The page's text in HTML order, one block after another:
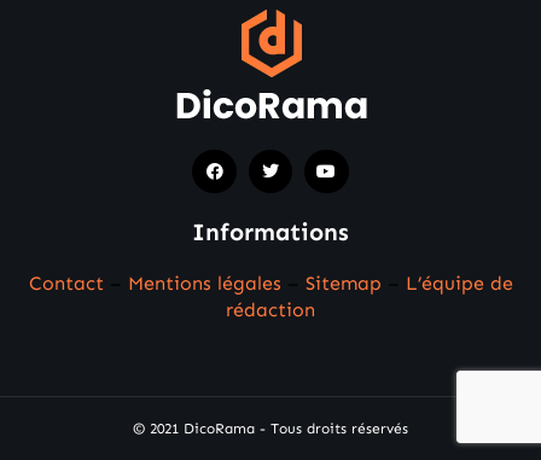
Informations
Contact Mentions légales Sitemap
L’équipe de
rédaction
© 2021 DicoRama - Tous droits réservés